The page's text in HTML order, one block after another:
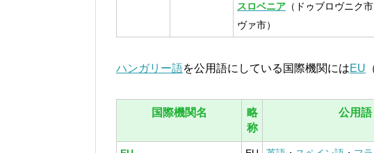
スロベニア （ドゥブロヴニク
ヴァ市）
ハンガリー語を公用語にしている国際機関にはEU
国際機関名
略
称
公用語